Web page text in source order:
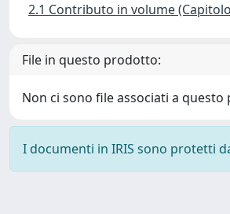
2.1 Contributo in volume
File in questo prodotto:
Non ci sono file associati a
I documenti in IRIS sono protetti